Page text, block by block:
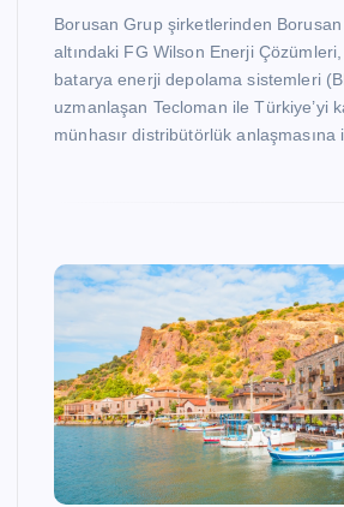
Borusan Grup şirketlerinden Borusan
altındaki FG Wilson Enerji
batarya enerji depolama sistemleri
uzmanlaşan Tecloman ile Türkiye’yi
münhasır distribütörlük anlaşmasına